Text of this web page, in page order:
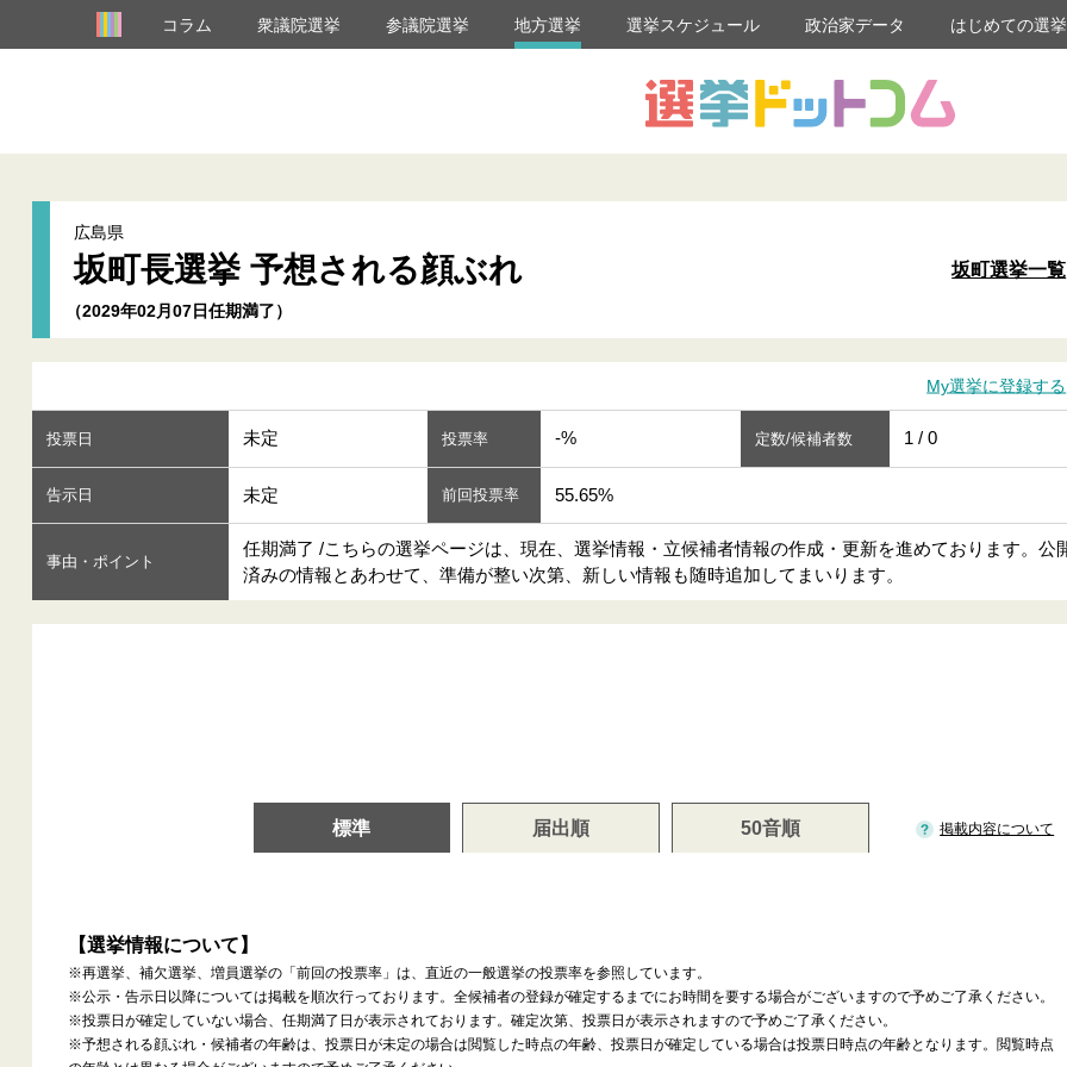
コラム 衆議院選挙 参議院選挙 地方選挙 選挙スケジュール 政治家データ はじめての選挙
広島県
坂町長選挙 予想される顔ぶれ
（2029年02月07日任期満了）
坂町選挙一覧
My選挙に登録する
投票日 未定 投票率 -% 定数/候補者数 1 / 0
告示日 未定 前回投票率 55.65%
事由・ポイント
任期満了 /こちらの選挙ページは、現在、選挙情報・立候補者情報の作成・更新を進めております。公
済みの情報とあわせて、準備が整い次第、新しい情報も随時追加してまいります。
標準 届出順 50音順 掲載内容について
【選挙情報について】
※再選挙、補欠選挙、増員選挙の「前回の投票率」は、直近の一般選挙の投票率を参照しています。
※公示・告示日以降については掲載を順次行っております。全候補者の登録が確定するまでにお時間を要する場合がございますので予めご了承ください。
※投票日が確定していない場合、任期満了日が表示されております。確定次第、投票日が表示されますので予めご了承ください。
※予想される顔ぶれ・候補者の年齢は、投票日が未定の場合は閲覧した時点の年齢、投票日が確定している場合は投票日時点の年齢となります。閲覧時点